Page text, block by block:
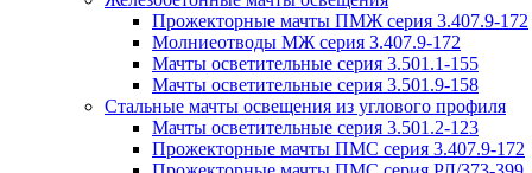
Прожекторные мачты ПМЖ серия 3.407.9-172
Молниеотводы МЖ серия 3.407.9-172
Мачты осветительные серия 3.501.1-155
Мачты осветительные серия 3.501.9-158
Стальные мачты освещения из углового профиля
Мачты осветительные серия 3.501.2-123
Прожекторные мачты ПМС серия 3.407.9-172